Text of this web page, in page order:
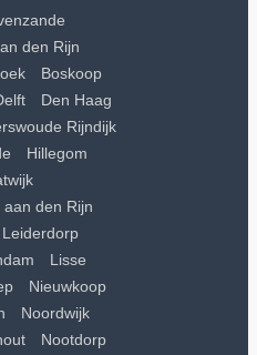
den Rijn
Boskoop
Den Haag
Rijndijk
Hillegom
aan den Rijn
Leiderdorp
Lisse
Nieuwkoop
Noordwijk
Nootdorp